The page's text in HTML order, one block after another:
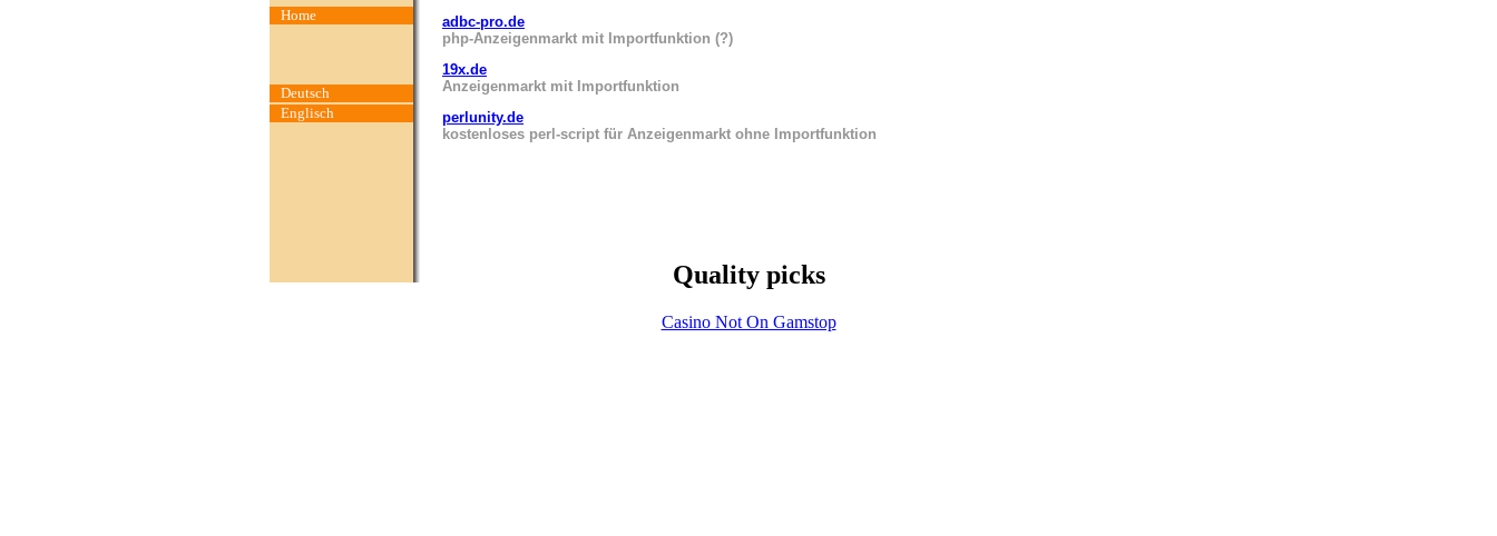
Home
Deutsch
Englisch
adbc-pro.de
php-Anzeigenmarkt mit Importfunktion (?)
19x.de
Anzeigenmarkt mit Importfunktion
perlunity.de
kostenloses perl-script für Anzeigenmarkt ohne Importfunktion
Quality picks
Casino Not On Gamstop